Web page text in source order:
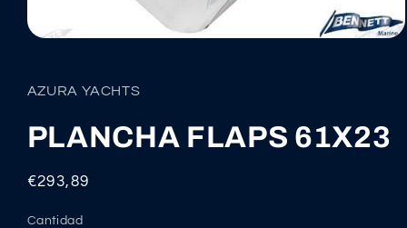
1
en
ventana
modal
AZURA YACHTS
PLANCHA FLAPS 61X23
Precio
€293,89
Cantidad